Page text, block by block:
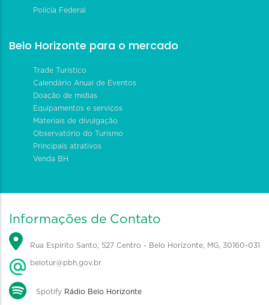
Polícia Federal
Belo Horizonte para o mercado
Trade Turístico
Calendário Anual de Eventos
Doação de mídias
Equipamentos e serviços
Materiais de divulgação
Observatório do Turismo
Principais atrativos
Venda BH
Informações de Contato
Rua Espírito Santo, 527 Centro - Belo Horizonte, MG, 30160-031
belotur@pbh.gov.br
Spotify Rádio Belo Horizonte